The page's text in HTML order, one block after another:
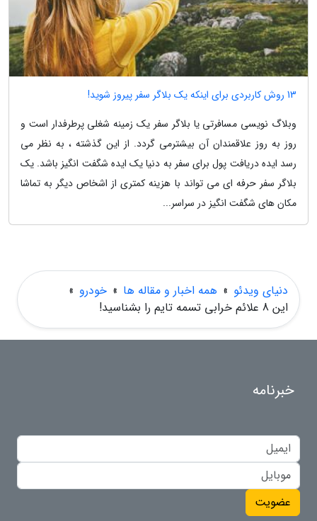
13 روش کاربردی برای اینکه یک بلاگر سفر پیروز شوید!
وبلاگ نویسی مسافرتی یا بلاگر سفر یک زمینه شغلی پرطرفدار است و
روز به روز علاقمندان آن بیشترمی گردد. از این گذشته ، به نظر می
رسد ایده دریافت پول برای سفر به دنیا یک ایده شگفت انگیز باشد. یک
بلاگر سفر حرفه ای می تواند با هزینه کمتری از اشخاص دیگر به تماشا
مکان های شگفت انگیز در سراسر...
دنیای ویدئو » همه اخبار و مقاله ها » خودرو »
این 8 علائم خرابی تسمه تایم را بشناسید!
خبرنامه
عضویت